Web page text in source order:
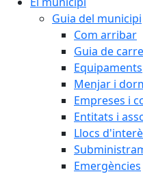
Guia del municipi
Com arribar
Guia de
Equipaments
Menjar i
Empreses i
Entitats i
Llocs
Emergències